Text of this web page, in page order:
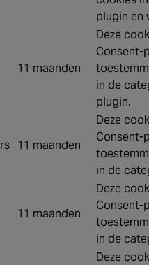
plugin en
11 maanden
Deze
Consent-
in de
plugin.
11 maanden
Deze
Consent-
in de
11 maanden
Deze
Consent-
in de
Deze